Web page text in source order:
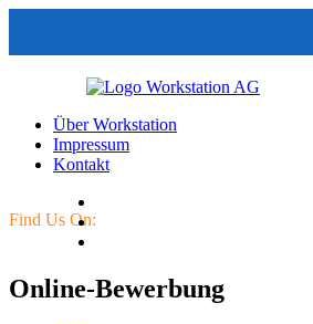
Über Workstation
Impressum
Kontakt
Find Us On:
Online-Bewerbung